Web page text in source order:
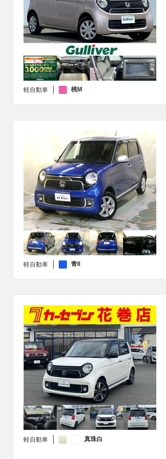
軽自動車 桃M
軽自動車 青II
軽自動車 真珠白